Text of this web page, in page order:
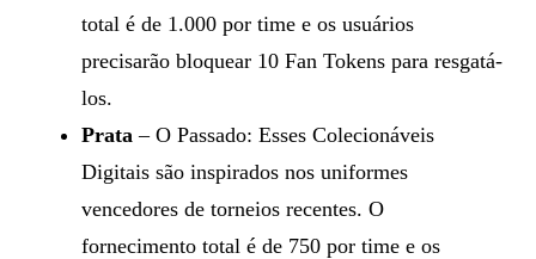
total é de 1.000 por time e os usuários
precisarão bloquear 10 Fan Tokens para resgatá-
los.
Prata – O Passado: Esses Colecionáveis
Digitais são inspirados nos uniformes
vencedores de torneios recentes. O
fornecimento total é de 750 por time e os